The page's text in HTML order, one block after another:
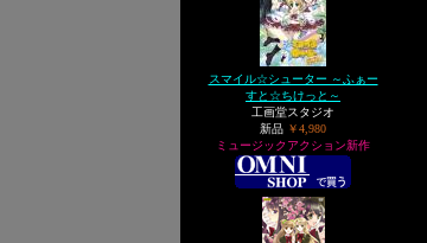
スマイル☆シューター ～ふぁー
すと☆ちけっと～
工画堂スタジオ
新品 ￥4,980
ミュージックアクション新作